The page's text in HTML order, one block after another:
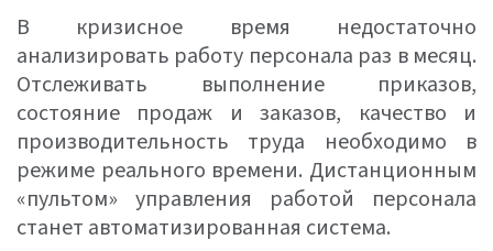
В кризисное время недостаточно
анализировать работу персонала раз в месяц.
Отслеживать выполнение приказов,
состояние продаж и заказов, качество и
производительность труда необходимо в
режиме реального времени. Дистанционным
«пультом» управления работой персонала
станет автоматизированная система.